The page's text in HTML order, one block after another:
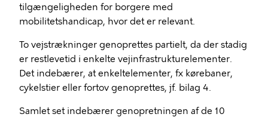
tilgængeligheden for borgere med
mobilitetshandicap, hvor det er relevant.
To vejstrækninger genoprettes partielt, da der stadig
er restlevetid i enkelte vejinfrastrukturelementer.
Det indebærer, at enkeltelementer, fx kørebaner,
cykelstier eller fortov genoprettes, jf. bilag 4.
Samlet set indebærer genopretningen af de 10